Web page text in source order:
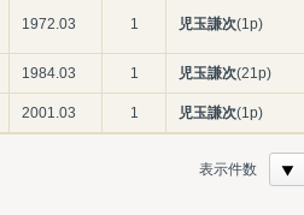
1972.03 1 児玉謙次(1p)
1984.03 1 児玉謙次(21p)
2001.03 1 児玉謙次(1p)
表示件数